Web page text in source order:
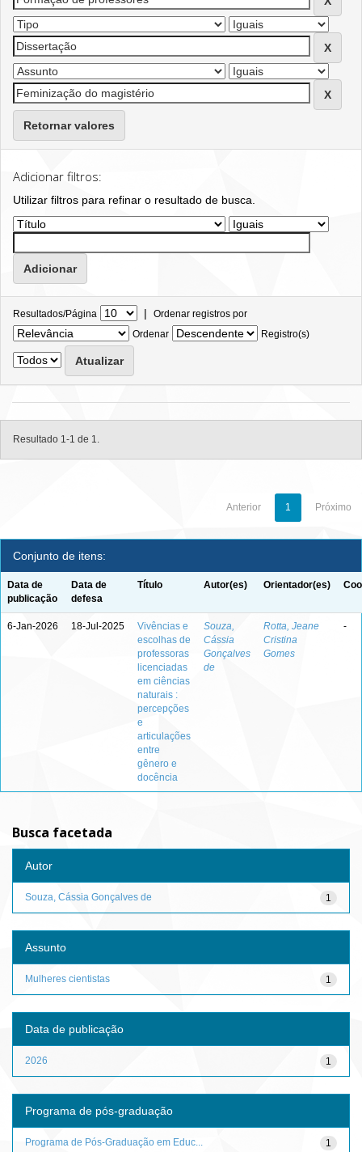
Retornar valores
Adicionar filtros:
Utilizar filtros para refinar o resultado de busca.
Resultados/Página | Ordenar registros por
Ordenar
Registro(s)
Resultado 1-1 de 1.
Anterior 1 Próximo
Conjunto de itens:
Data de
publicação
Data de
defesa
Título Autor(es) Orientador(es)
6-Jan-2026 18-Jul-2025
Vivências e
escolhas de
professoras
licenciadas
em ciências
naturais :
percepções
e
articulações
entre
gênero e
docência
Souza,
Cássia
Gonçalves
de
Rotta, Jeane
Cristina
Gomes
-
Busca facetada
Autor
1
Souza, Cássia Gonçalves de
Assunto
1
Mulheres cientistas
Data de publicação
1
2026
Programa de pós-graduação
1
Programa de Pós-Graduação em Educ...